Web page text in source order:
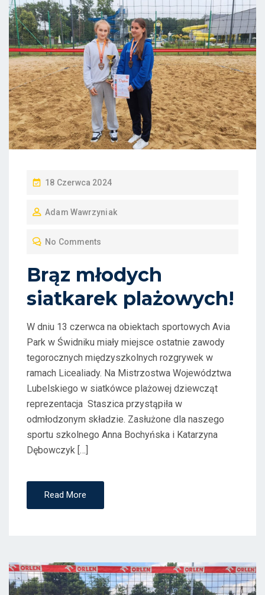
P
S
O
N
18 Czerwca 2024
Adam Wawrzyniak
No Comments
Brąz młodych
siatkarek plażowych!
W dniu 13 czerwca na obiektach sportowych Avia
Park w Świdniku miały miejsce ostatnie zawody
tegorocznych międzyszkolnych rozgrywek w
ramach Licealiady. Na Mistrzostwa Województwa
Lubelskiego w siatkówce plażowej dziewcząt
reprezentacja Staszica przystąpiła w
odmłodzonym składzie. Zasłużone dla naszego
sportu szkolnego Anna Bochyńska i Katarzyna
Dębowczyk […]
Read More